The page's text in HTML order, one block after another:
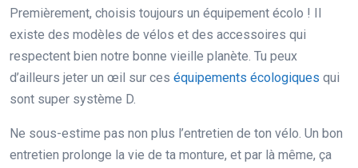
Premièrement, choisis toujours un équipement écolo ! Il
existe des modèles de vélos et des accessoires qui
respectent bien notre bonne vieille planète. Tu peux
d’ailleurs jeter un œil sur ces équipements écologiques qui
sont super système D.
Ne sous-estime pas non plus l’entretien de ton vélo. Un bon
entretien prolonge la vie de ta monture, et par là même, ça